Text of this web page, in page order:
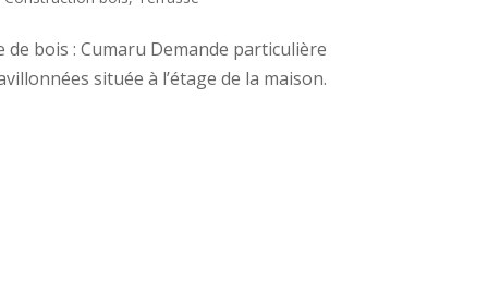
de bois : Cumaru Demande particulière
située à l’étage de la maison.